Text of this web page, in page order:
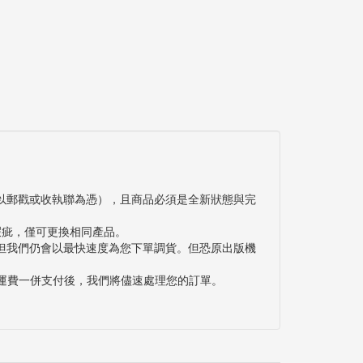
戳或收執聯為憑），且商品必須是全新狀態與完
，僅可更換相同產品。
們仍會以最快速度為您下單調貨。但恐原出版機
一併支付後，我們將儘速處理您的訂單。